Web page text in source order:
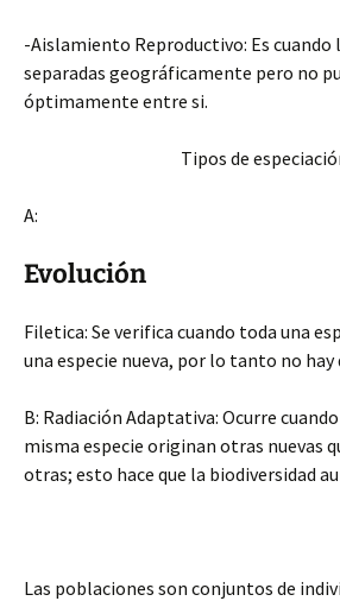
-Aislamiento Reproductivo: Es cuando
separadas geográficamente pero no
óptimamente entre si.
Tipos de
A:
Evolución
Filetica: Se verifica cuando toda una
una especie nueva, por lo tanto no
B: Radiación Adaptativa: Ocurre
misma especie originan otras nuevas
otras; esto hace que la biodiversidad
Las poblaciones son conjuntos de